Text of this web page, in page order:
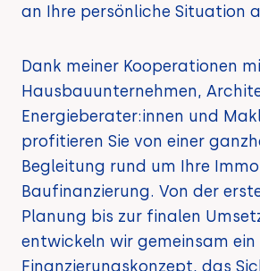
an Ihre persönliche Situation
Dank meiner Kooperationen
Hausbauunternehmen,
Energieberater:innen und
profitieren Sie von einer
Begleitung rund um Ihre
Baufinanzierung. Von der
Planung bis zur finalen
entwickeln wir gemeinsam ein
Finanzierungskonzept, das